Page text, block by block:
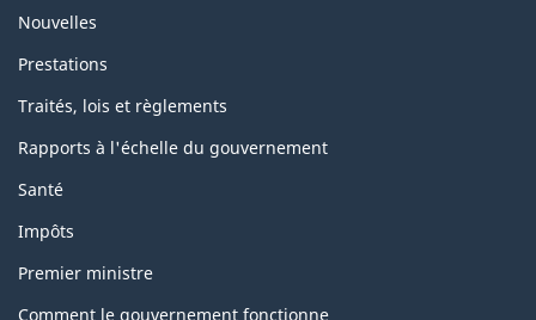
Nouvelles
Prestations
Traités, lois et règlements
Rapports à l'échelle du gouvernement
Santé
Impôts
Premier ministre
Comment le gouvernement fonctionne